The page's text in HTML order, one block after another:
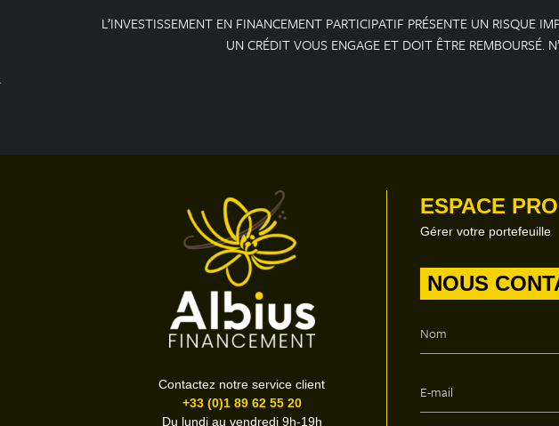
L’INVESTISSEMENT EN FINANCEMENT PARTICIPATIF PRÉSENTE UN RISQUE
UN CRÉDIT VOUS ENGAGE ET DOIT ÊTRE REMBOURSÉ.
Contactez notre service client
+33 (0)1 89 62 55 20
Du lundi au vendredi 9h-19h
ESPACE PRO
Gérer votre portefeuille
NOUS